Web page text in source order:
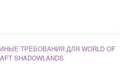
ТРЕБОВАНИЯ ДЛЯ WORLD OF
SHADOWLANDS